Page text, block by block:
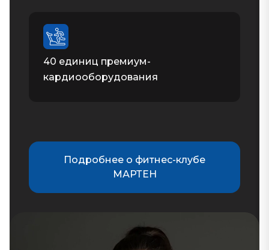
40 единиц премиум-
кардиооборудования
Подробнее о фитнес-клубе
МАРТЕН